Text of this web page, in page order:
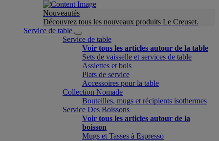
Nouveautés
Découvrez tous les nouveaux produits Le Creuset.
Service de table
Service de table
Voir tous les articles autour de la table
Sets de vaisselle et services de table
Assiettes et bols
Plats de service
Accessoires pour la table
Collection Nomade
Bouteilles, mugs et récipients isothermes
Service Des Boissons
Voir tous les articles autour de la
boisson
Mugs et Tasses à Espresso